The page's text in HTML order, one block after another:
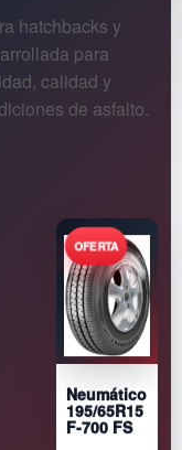
hatchbacks y
para
calidad y
de asfalto.
Neumático
195/65R15
F-700 FS